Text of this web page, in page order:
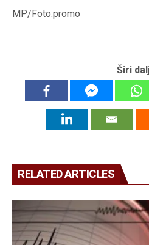
MP/Foto:promo
Širi
RELATED ARTICLES